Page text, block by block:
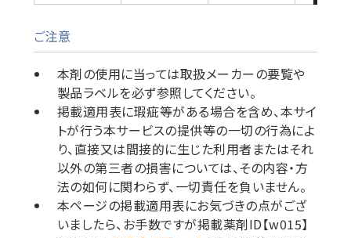
ご注意
本剤の使用に当っては取扱メーカーの要覧や
製品ラベルを必ず参照してください。
掲載適用表に瑕疵等がある場合を含め、本サイ
トが行う本サービスの提供等の一切の行為によ
り、直接又は間接的に生じた利用者またはそれ
以外の第三者の損害については、その内容・方
法の如何に関わらず、一切責任を負いません。
本ページの掲載適用表にお気づきの点がござ
いましたら、お手数ですが掲載薬剤ID【w015】